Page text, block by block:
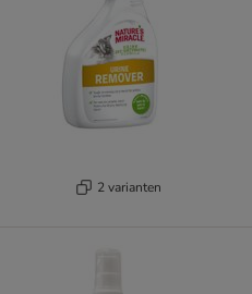
2 varianten